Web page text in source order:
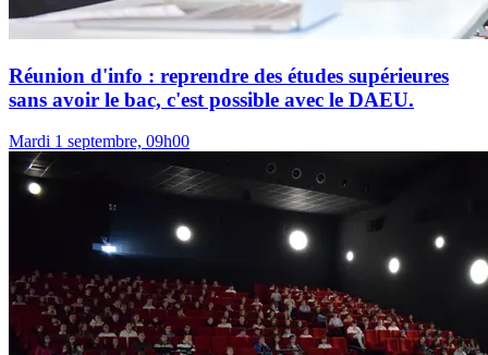
Réunion d'info : reprendre des études supérieures
sans avoir le bac, c'est possible avec le DAEU.
Mardi 1 septembre, 09h00